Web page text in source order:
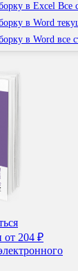
в Excel Все
в Word
в Word все
от 204 ₽